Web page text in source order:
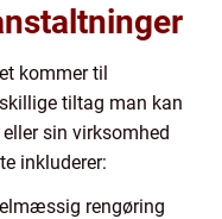
kommer til
tiltag man kan
sin virksomhed
inkluderer:
rengøring